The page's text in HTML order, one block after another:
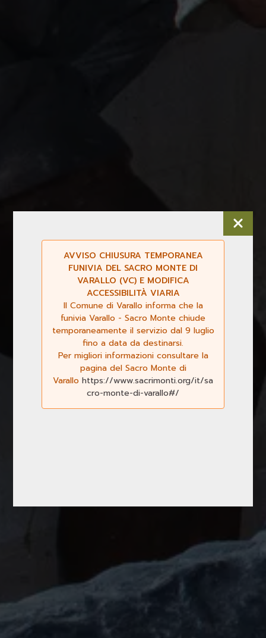
AVVISO CHIUSURA TEMPORANEA
FUNIVIA DEL SACRO MONTE DI
VARALLO (VC) E MODIFICA
ACCESSIBILITÀ VIARIA
Il Comune di Varallo informa che la
funivia Varallo - Sacro Monte chiude
temporaneamente il servizio dal 9 luglio
fino a data da destinarsi.
Per migliori informazioni consultare la
pagina del Sacro Monte di
Varallo https://www.sacrimonti.org/it/sa
cro-monte-di-varallo#/